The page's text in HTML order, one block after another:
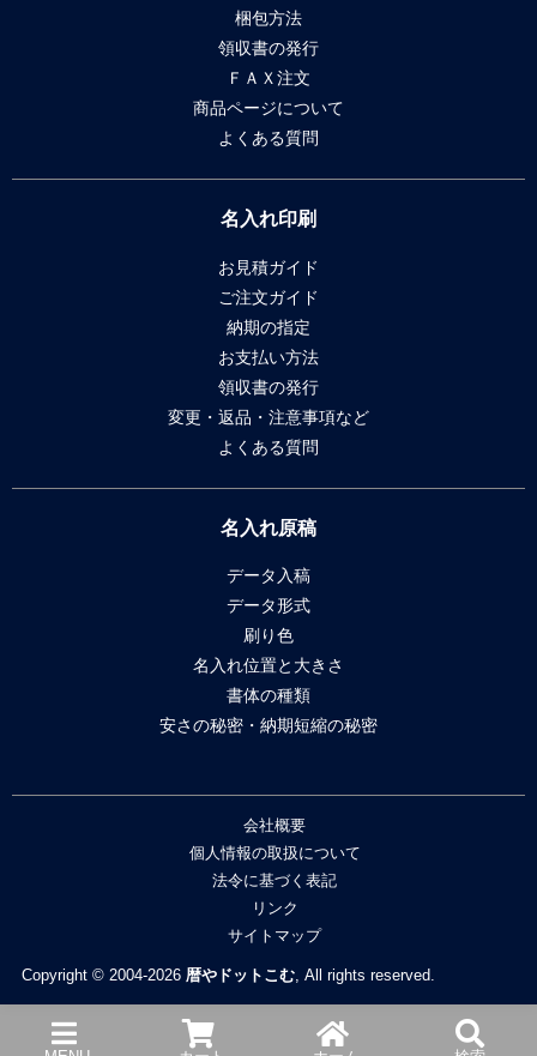
梱包方法
領収書の発行
ＦＡＸ注文
商品ページについて
よくある質問
名入れ印刷
お見積ガイド
ご注文ガイド
納期の指定
お支払い方法
領収書の発行
変更・返品・注意事項など
よくある質問
名入れ原稿
データ入稿
データ形式
刷り色
名入れ位置と大きさ
書体の種類
安さの秘密・納期短縮の秘密
会社概要
個人情報の取扱について
法令に基づく表記
リンク
サイトマップ
Copyright © 2004-2026 暦やドットこむ , All rights reserved.